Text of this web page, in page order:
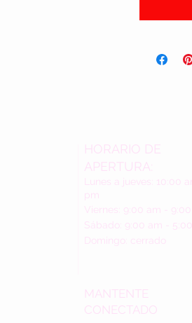
HORARIO DE
APERTURA:
Lunes a jueves: 10:00
pm
Viernes: 9:00 am -
Sábado: 9:00 am -
Domingo: cerrado
MANTENTE
CONECTADO